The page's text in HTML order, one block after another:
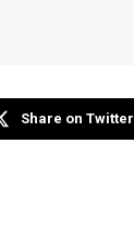
Share on Twitter